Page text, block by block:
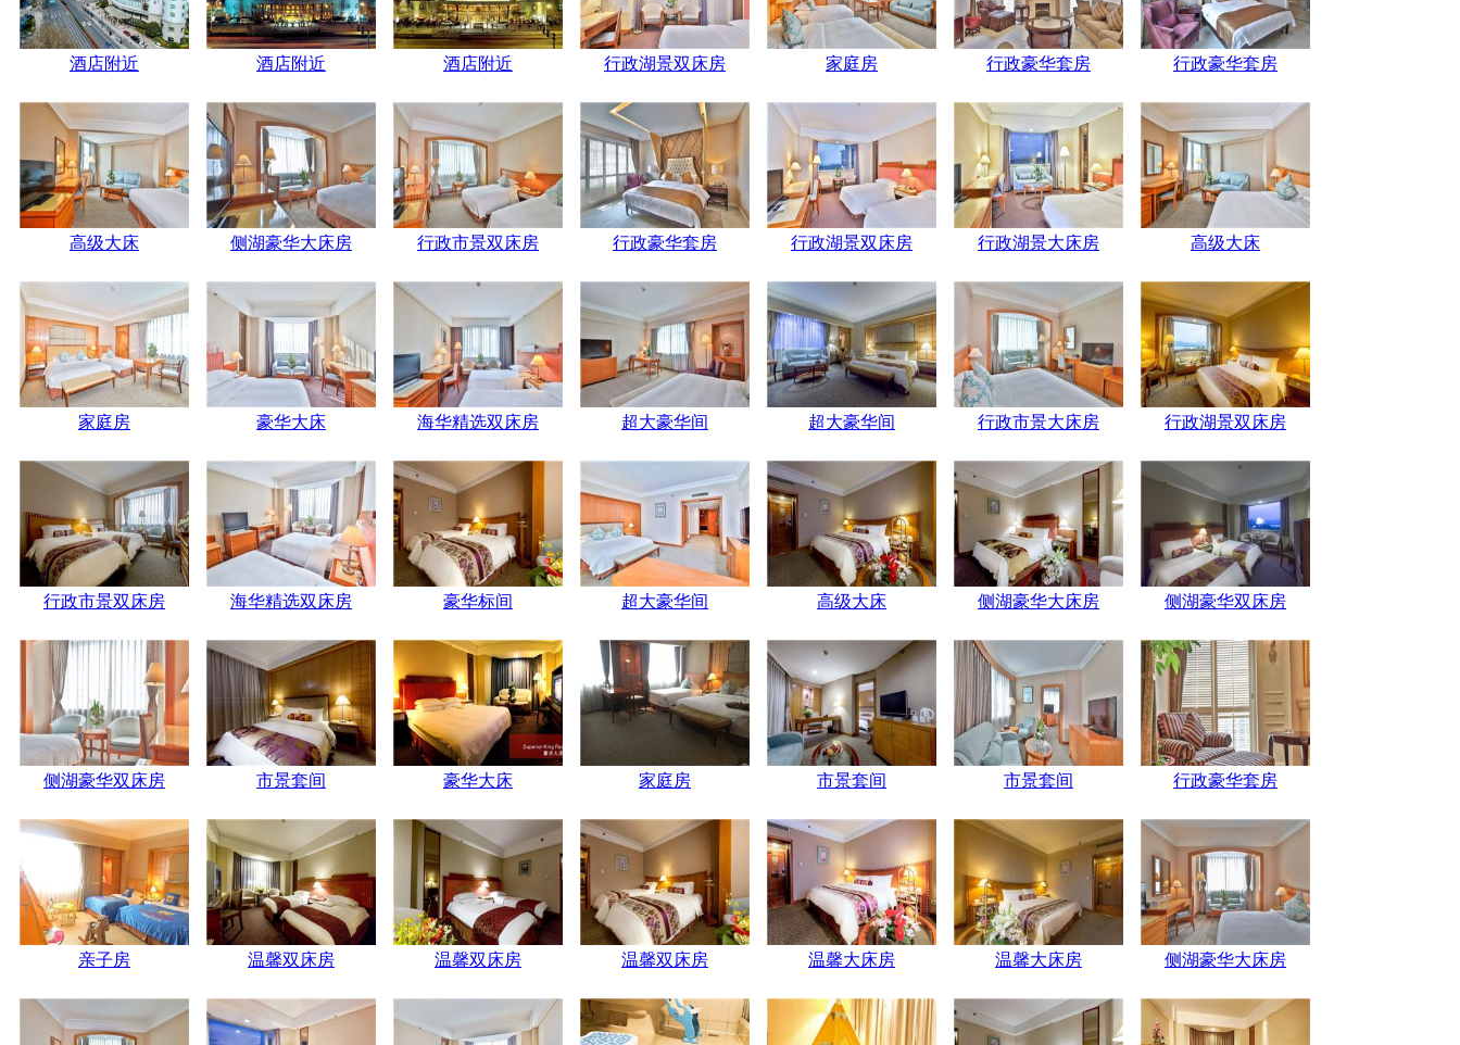
酒店附近 酒店附近 酒店附近 行政湖景双床房 家庭房 行政豪华套房 行政豪华套房
高级大床 侧湖豪华大床房 行政市景双床房 行政豪华套房 行政湖景双床房 行政湖景大床房 高级大床
家庭房 豪华大床 海华精选双床房 超大豪华间 超大豪华间 行政市景大床房 行政湖景双床房
行政市景双床房 海华精选双床房 豪华标间 超大豪华间 高级大床 侧湖豪华大床房 侧湖豪华双床房
侧湖豪华双床房 市景套间 豪华大床 家庭房 市景套间 市景套间 行政豪华套房
亲子房 温馨双床房 温馨双床房 温馨双床房 温馨大床房 温馨大床房 侧湖豪华大床房